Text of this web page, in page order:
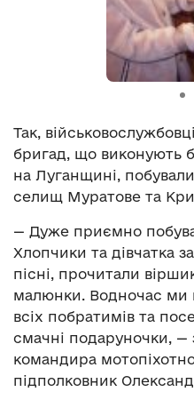
Так,
бригад, що виконують
на Луганщині,
селищ Муратове та
— Дуже приємно
Хлопчики та дівчатка
пісні, прочитали
малюнки. Водночас ми
всіх побратимів та
смачні подаруночки, —
командира
підполковник